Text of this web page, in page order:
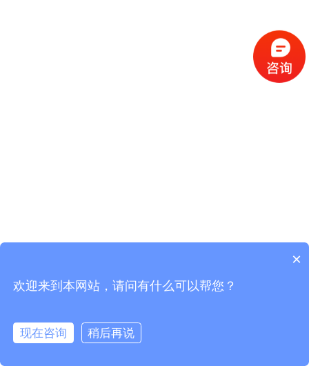
×
欢迎来到本网站，请问有什么可以帮您？
现在咨询 稍后再说